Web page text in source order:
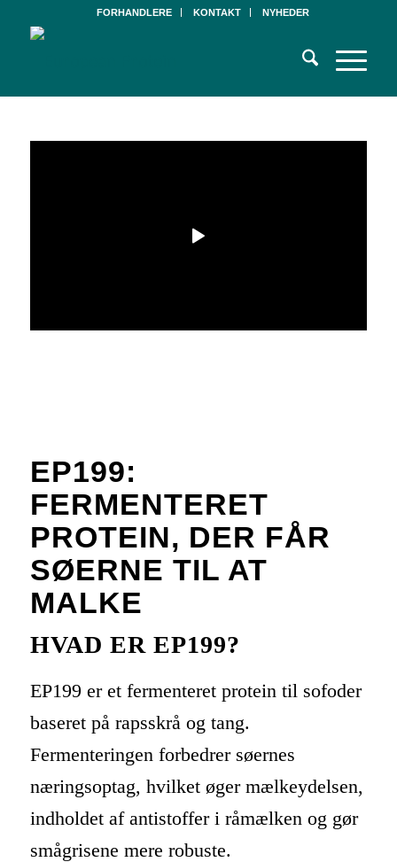
FORHANDLERE KONTAKT NYHEDER
EP199:
FERMENTERET
PROTEIN, DER FÅR
SØERNE TIL AT
MALKE
HVAD ER EP199?
EP199 er et fermenteret protein til sofoder
baseret på rapsskrå og tang.
Fermenteringen forbedrer søernes
næringsoptag, hvilket øger mælkeydelsen,
indholdet af antistoffer i råmælken og gør
smågrisene mere robuste.